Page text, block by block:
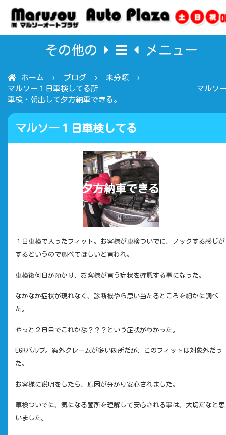
その他の メニュー
ホーム ブログ
未分類
マルソー１日車検してる所 マルソ
車検・朝出して夕方納車できる。
マルソー１日車検してる
所 マルソー車
検・朝出して夕方納車できる。
１日車検で入ったフィット。お客様が車検ついでに、ノックする感じが
するというので調べてほしいと言われ。
車検後何日か預かり、お客様が言う症状を確認する事になった。
なかなか症状が現れなく、診断機やら思い当たるところを細かに調べ
た。
やっと２日目でこれかな？？？という症状がわかった。
EGRバルブ。案外クレームが多い箇所だが、このフィットは対象外だっ
た。
お客様に説明をしたら、原因が分かり安心されました。
車検ついでに、気になる箇所を理解して安心される事は、大切だなと思
いました。